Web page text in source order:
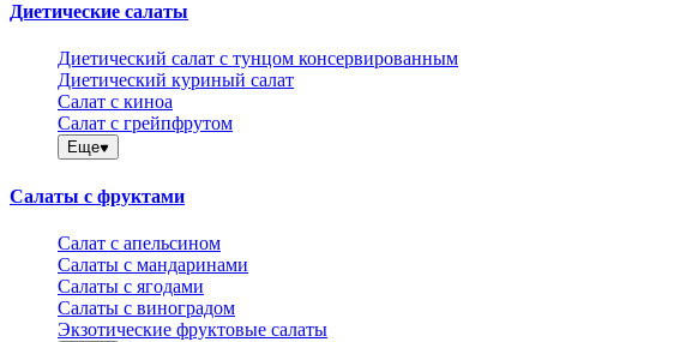
Диетические салаты
Диетический салат с тунцом консервированным
Диетический куриный салат
Салат с киноа
Салат с грейпфрутом
Еще
Салаты с фруктами
Салат с апельсином
Салаты с мандаринами
Салаты с ягодами
Салаты с виноградом
Экзотические фруктовые салаты